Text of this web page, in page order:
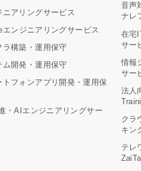
ニアリングサービス
エンジニアリングサービス
ラ構築・運用保守
ム開発・運用保守
トフォンアプリ開発・運用保
・AIエンジニアリングサー
音声
ナレ
在宅
サー
情報
サー
法人
クラ
キン
テレ